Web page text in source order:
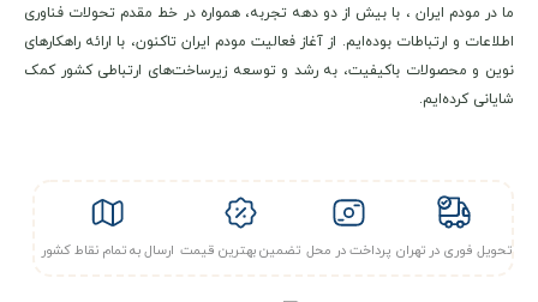
ما در مودم ایران ، با بیش از دو دهه تجربه، همواره در خط مقدم تحولات فناوری
اطلاعات و ارتباطات بوده‌ایم. از آغاز فعالیت مودم ایران تاکنون، با ارائه راهکارهای
نوین و محصولات باکیفیت، به رشد و توسعه زیرساخت‌های ارتباطی کشور کمک
شایانی کرده‌ایم.
تحویل فوری در تهران پرداخت در محل تضمین بهترین قیمت ارسال به تمام نقاط کشور